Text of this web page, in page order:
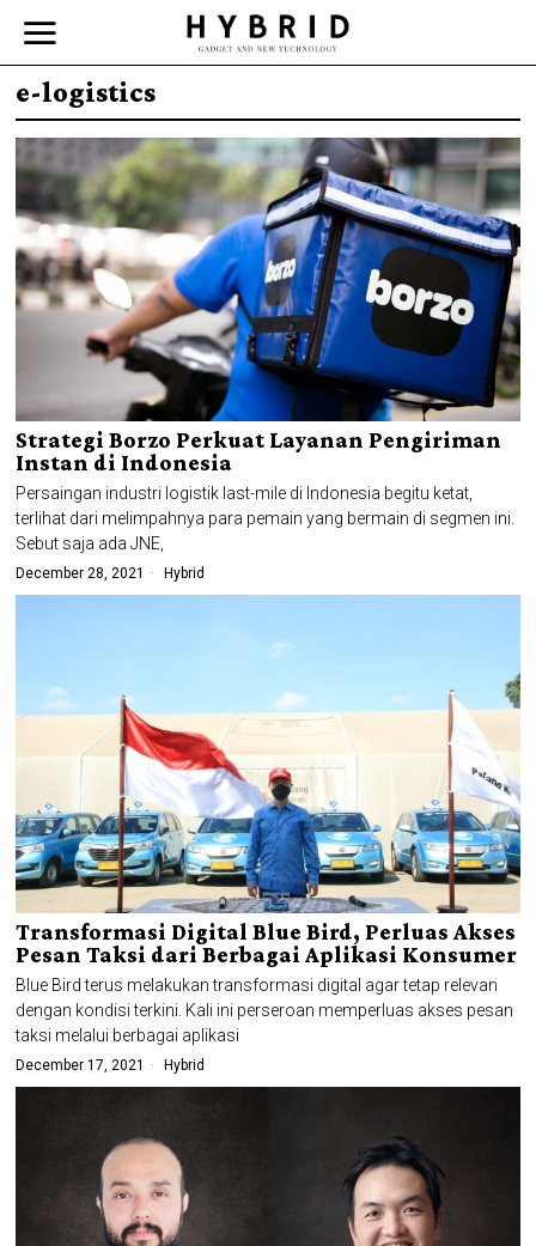
e-logistics
Strategi Borzo Perkuat Layanan Pengiriman
Instan di Indonesia
Persaingan industri logistik last-mile di Indonesia begitu ketat,
terlihat dari melimpahnya para pemain yang bermain di segmen ini.
Sebut saja ada JNE,
December 28, 2021 Hybrid
Transformasi Digital Blue Bird, Perluas Akses
Pesan Taksi dari Berbagai Aplikasi Konsumer
Blue Bird terus melakukan transformasi digital agar tetap relevan
dengan kondisi terkini. Kali ini perseroan memperluas akses pesan
taksi melalui berbagai aplikasi
December 17, 2021 Hybrid